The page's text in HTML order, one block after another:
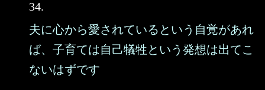
34.
夫に心から愛されているという自覚があれ
ば、子育ては自己犠牲という発想は出てこ
ないはずです